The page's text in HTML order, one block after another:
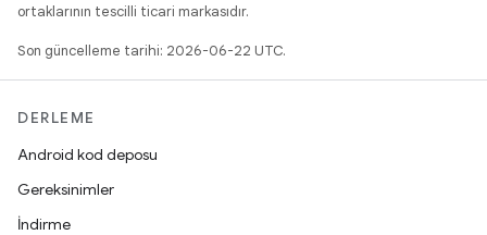
ortaklarının tescilli ticari markasıdır.
Son güncelleme tarihi: 2026-06-22 UTC.
DERLEME
Android kod deposu
Gereksinimler
İndirme